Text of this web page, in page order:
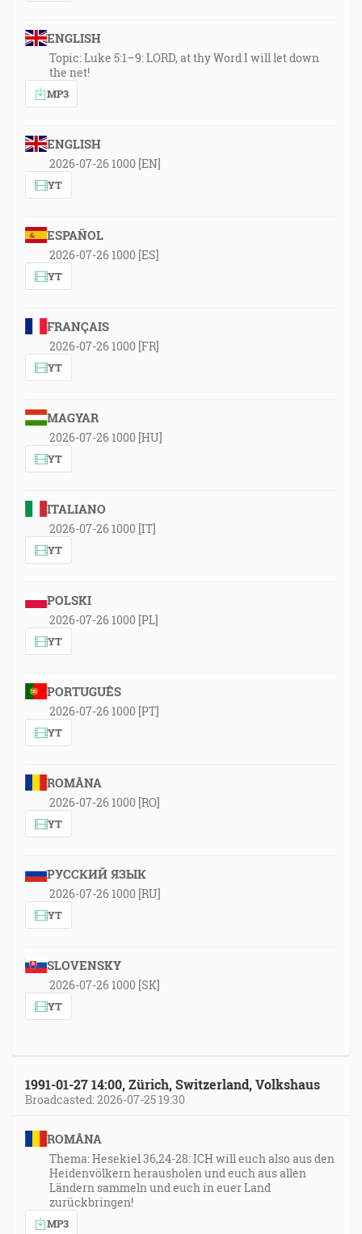
ENGLISH
Topic: Luke 5:1–9: LORD, at thy Word I will let down
the net!
MP3
ENGLISH
2026-07-26 1000 [EN]
YT
ESPAÑOL
2026-07-26 1000 [ES]
YT
FRANÇAIS
2026-07-26 1000 [FR]
YT
MAGYAR
2026-07-26 1000 [HU]
YT
ITALIANO
2026-07-26 1000 [IT]
YT
POLSKI
2026-07-26 1000 [PL]
YT
PORTUGUÊS
2026-07-26 1000 [PT]
YT
ROMÂNA
2026-07-26 1000 [RO]
YT
РУССКИЙ ЯЗЫК
2026-07-26 1000 [RU]
YT
SLOVENSKY
2026-07-26 1000 [SK]
YT
1991-01-27 14:00, Zürich, Switzerland, Volkshaus
Broadcasted: 2026-07-25 19:30
ROMÂNA
Thema: Hesekiel 36,24-28: ICH will euch also aus den
Heidenvölkern herausholen und euch aus allen
Ländern sammeln und euch in euer Land
zurückbringen!
MP3